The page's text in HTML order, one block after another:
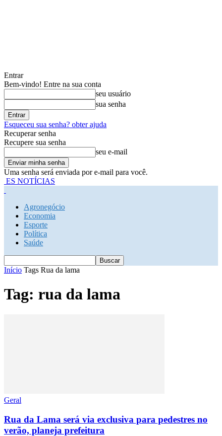
Entrar
Bem-vindo! Entre na sua conta
seu usuário
sua senha
Esqueceu sua senha? obter ajuda
Recuperar senha
Recupere sua senha
seu e-mail
Uma senha será enviada por e-mail para você.
ES NOTÍCIAS
Agronegócio
Economia
Esporte
Política
Saúde
Início Tags Rua da lama
Tag: rua da lama
Geral
Rua da Lama será via exclusiva para pedestres no
verão, planeja prefeitura